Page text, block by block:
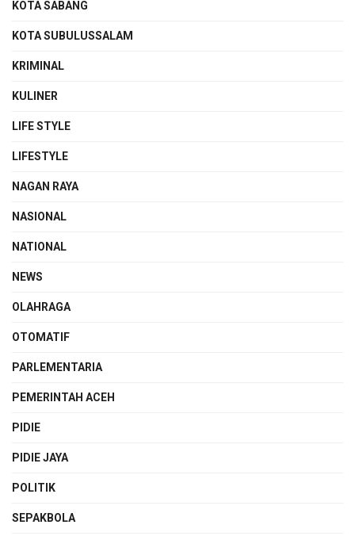
KOTA SABANG
KOTA SUBULUSSALAM
KRIMINAL
KULINER
LIFE STYLE
LIFESTYLE
NAGAN RAYA
NASIONAL
NATIONAL
NEWS
OLAHRAGA
OTOMATIF
PARLEMENTARIA
PEMERINTAH ACEH
PIDIE
PIDIE JAYA
POLITIK
SEPAKBOLA